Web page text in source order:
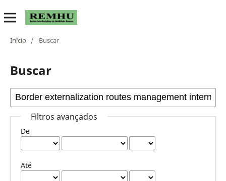
Início / Buscar
Buscar
Filtros avançados
De
Até